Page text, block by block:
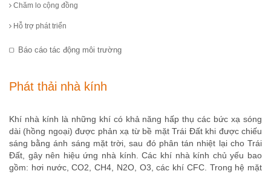
Chăm lo cộng đồng
Hỗ trợ phát triển
Báo cáo tác động môi trường
Phát thải nhà kính
Khí nhà kính là những khí có khả năng hấp thụ các bức xạ sóng
dài (hồng ngoại) được phản xạ từ bề mặt Trái Đất khi được chiếu
sáng bằng ánh sáng mặt trời, sau đó phân tán nhiệt lại cho Trái
Đất, gây nên hiệu ứng nhà kính. Các khí nhà kính chủ yếu bao
gồm: hơi nước, CO2, CH4, N2O, O3, các khí CFC. Trong hệ mặt